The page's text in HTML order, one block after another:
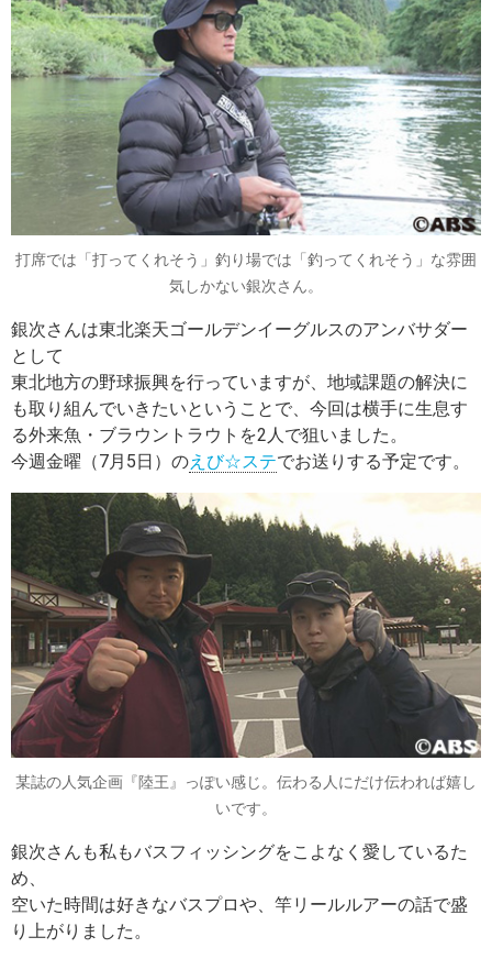
打席では「打ってくれそう」釣り場では「釣ってくれそう」な雰囲
気しかない銀次さん。
銀次さんは東北楽天ゴールデンイーグルスのアンバサダー
として
東北地方の野球振興を行っていますが、地域課題の解決に
も取り組んでいきたいということで、今回は横手に生息す
る外来魚・ブラウントラウトを2人で狙いました。
今週金曜（7月5日）のえび☆ステでお送りする予定です。
某誌の人気企画『陸王』っぽい感じ。伝わる人にだけ伝われば嬉し
いです。
銀次さんも私もバスフィッシングをこよなく愛しているた
め、
空いた時間は好きなバスプロや、竿リールルアーの話で盛
り上がりました。